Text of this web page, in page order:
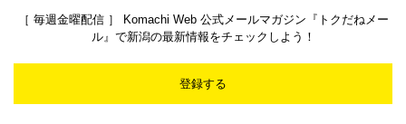
［ 毎週金曜配信 ］ Komachi Web 公式メールマガジン『トクだねメー
ル』で新潟の最新情報をチェックしよう！
登録する